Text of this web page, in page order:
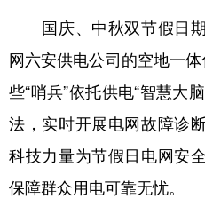
国庆、中秋双节假日期
网六安供电公司的空地一
些“哨兵”依托供电“智慧大
法，实时开展电网故障诊
科技力量为节假日电网安
保障群众用电可靠无忧。